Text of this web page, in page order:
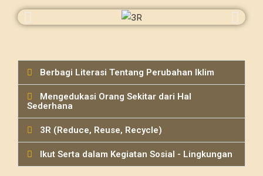
Berbagi Literasi Tentang Perubahan Iklim
Mengedukasi Orang Sekitar dari Hal
Sederhana
3R (Reduce, Reuse, Recycle)
Ikut Serta dalam Kegiatan Sosial - Lingkungan